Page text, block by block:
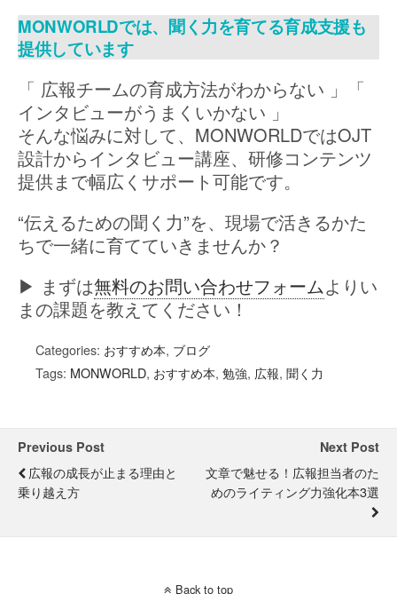
MONWORLDでは、聞く力を育てる育成支援も
提供しています
「 広報チームの育成方法がわからない 」「
インタビューがうまくいかない 」
そんな悩みに対して、MONWORLDではOJT
設計からインタビュー講座、研修コンテンツ
提供まで幅広くサポート可能です。
“伝えるための聞く力”を、現場で活きるかた
ちで一緒に育てていきませんか？
▶ まずは無料のお問い合わせフォームよりい
まの課題を教えてください！
Categories: おすすめ本, ブログ
Tags: MONWORLD, おすすめ本, 勉強, 広報, 聞く力
Previous Post
広報の成長が止まる理由と
乗り越え方
Next Post
文章で魅せる！広報担当者のた
めのライティング力強化本3選
Back to top